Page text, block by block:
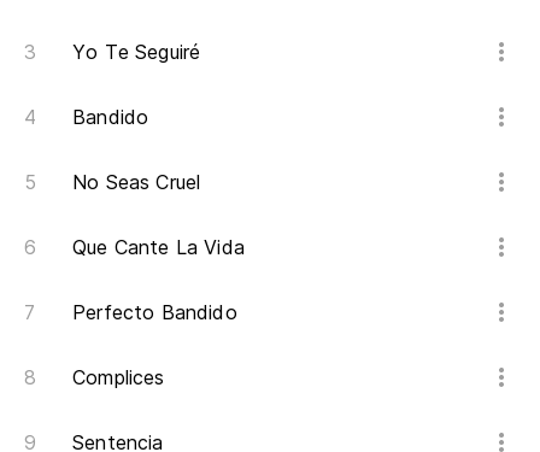
Yo Te Seguiré
Bandido
No Seas Cruel
Que Cante La Vida
Perfecto Bandido
Complices
Sentencia